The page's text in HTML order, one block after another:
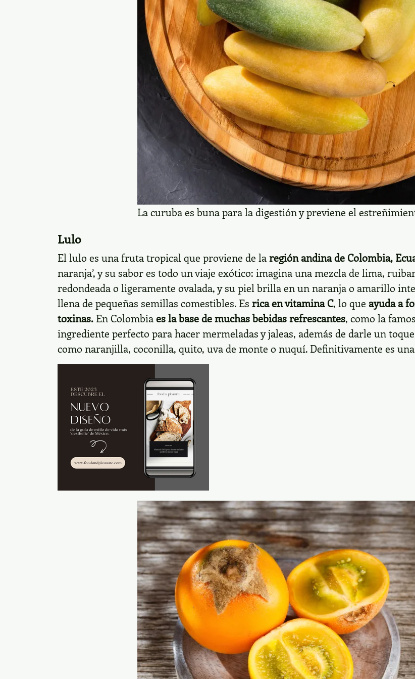
La curuba es buna para la digestión y previene el
Lulo
El lulo es una fruta tropical que proviene de laregión andina de Colombia,
naranja’, y su sabor es todo un viaje exótico: imagina una mezcla de lima,
redondeada o ligeramente ovalada, y su piel brilla en un naranja o amarillo
llena de pequeñas semillas comestibles. Es rica en vitamina C, lo que ayuda a
toxinas. En Colombiaes la base de muchas bebidas refrescantes, como la
ingrediente perfecto para hacer mermeladas y jaleas, además de darle un
como naranjilla, coconilla, quito, uva de monte o nuquí. Definitivamente es